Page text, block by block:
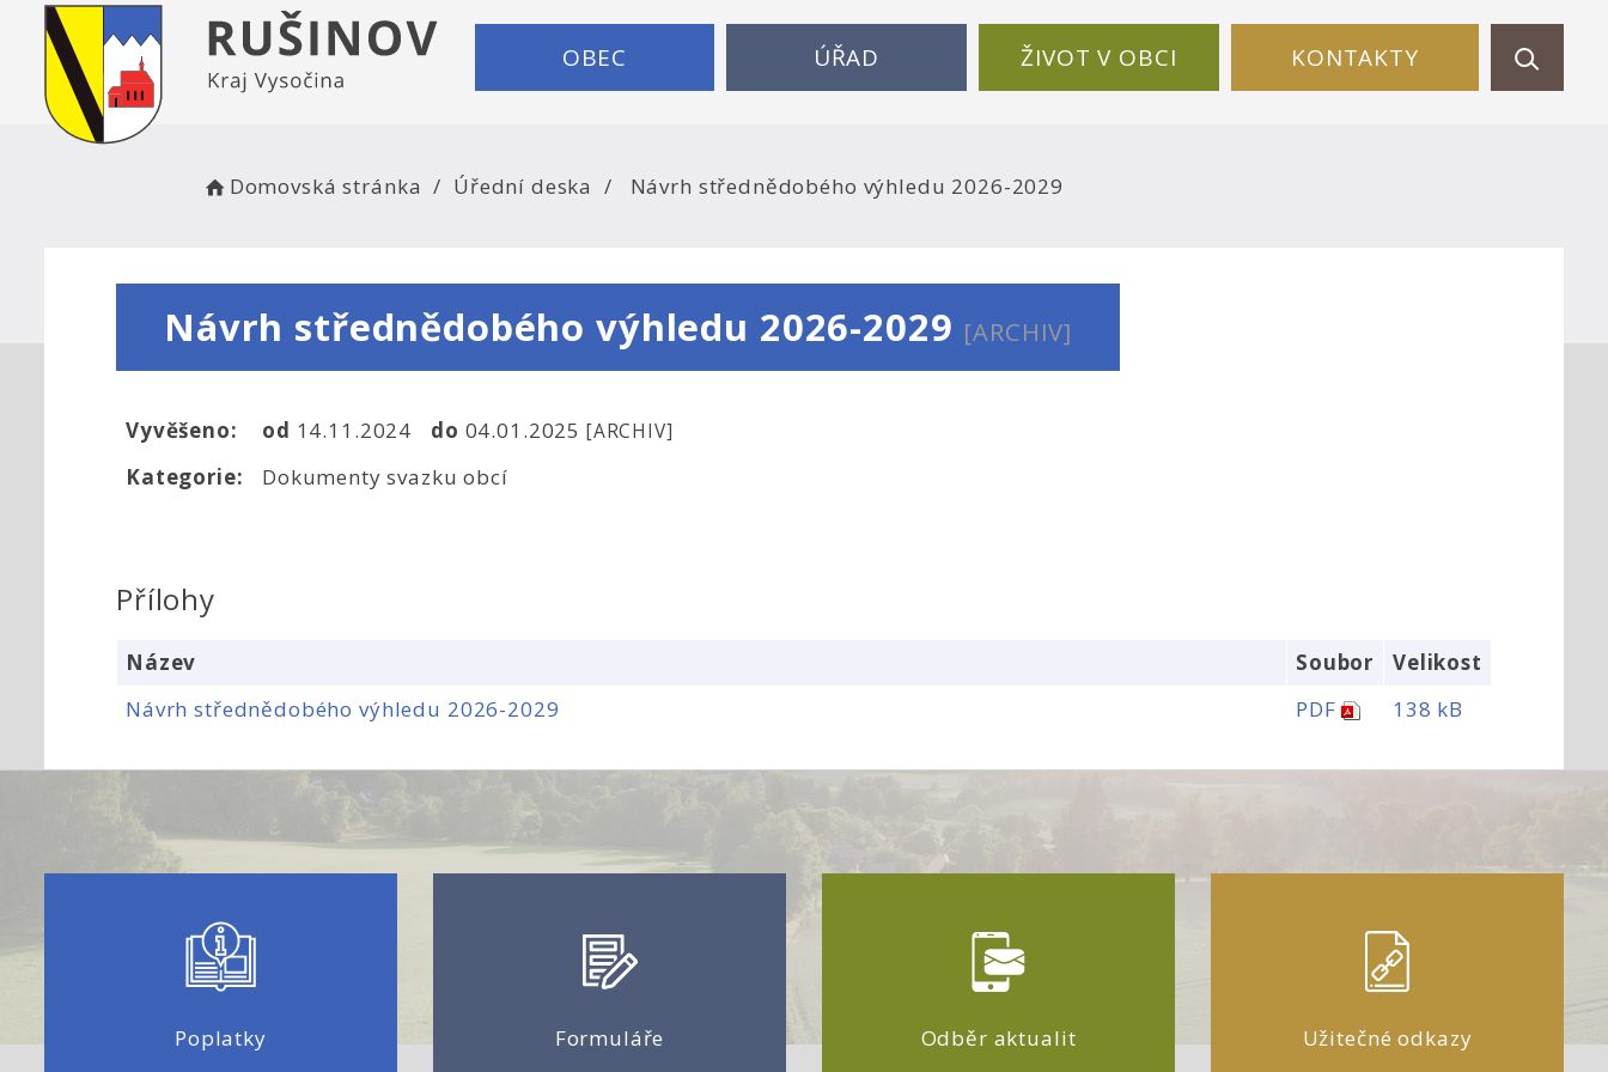
OBEC ÚŘAD ŽIVOT V OBCI KONTAKTY
Domovská stránka Úřední deska Návrh střednědobého výhledu 2026-2029
Návrh střednědobého výhledu 2026-2029 [ARCHIV]
Vyvěšeno: od 14.11.2024 do 04.01.2025 [ARCHIV]
Kategorie: Dokumenty svazku obcí
Přílohy
Název Soubor
Velikost
Návrh střednědobého výhledu 2026-2029
PDF 138 kB
Poplatky Formuláře Odběr aktualit Užitečné odkazy